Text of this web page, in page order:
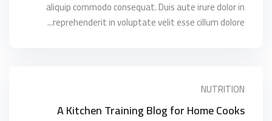
aliquip commodo consequat. Duis aute irure dolor in
reprehenderit in voluptate velit esse cillum dolore...
NUTRITION
A Kitchen Training Blog for Home Cooks